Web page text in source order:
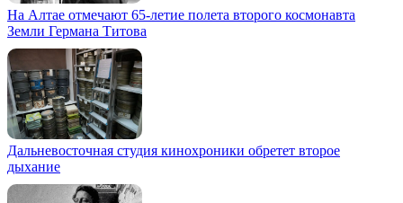
На Алтае отмечают 65-летие полета второго космонавта
Земли Германа Титова
Дальневосточная студия кинохроники обретет второе
дыхание